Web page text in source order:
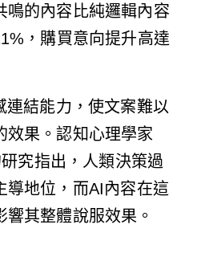
鳴的內容比純邏輯內容
，購買意向提升高達
連結能力，使文案難以
效果。認知心理學家
究指出，人類決策過
導地位，而AI內容在這
其整體說服效果。